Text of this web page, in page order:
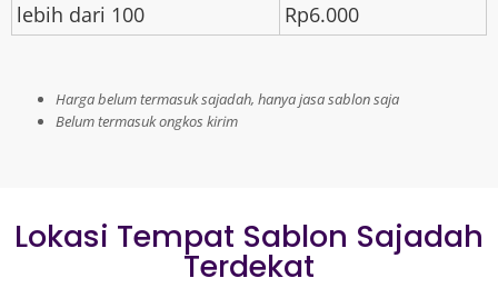
lebih dari 100
Rp6.000
Harga belum termasuk sajadah, hanya jasa sablon saja
Belum termasuk ongkos kirim
Lokasi Tempat Sablon Sajadah
Terdekat